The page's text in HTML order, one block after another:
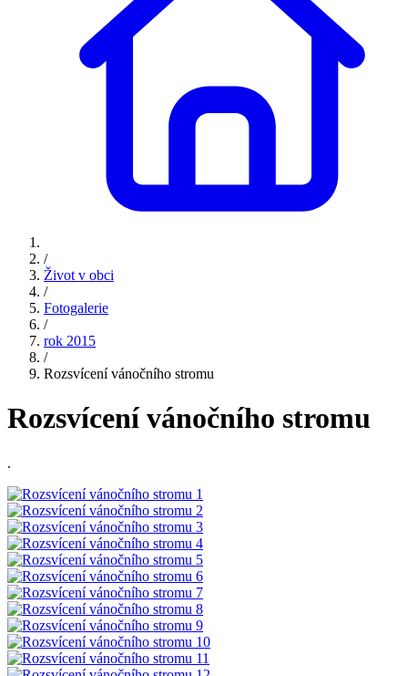
/
Život v obci
/
Fotogalerie
/
rok 2015
/
Rozsvícení vánočního stromu
Rozsvícení vánočního stromu
.